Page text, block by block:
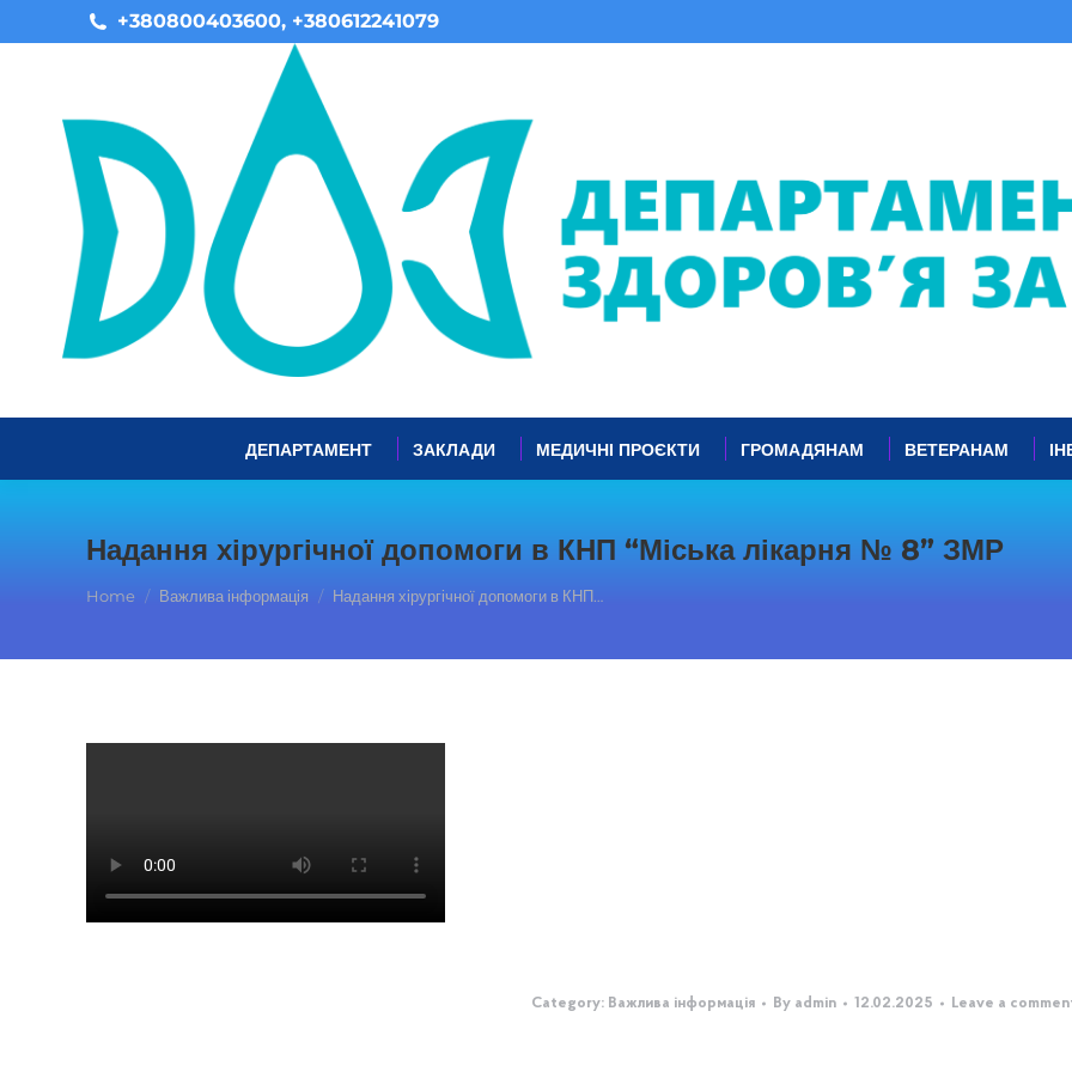
+380800403600, +380612241079
ДЕПАРТАМЕНТ ЗАКЛАДИ МЕДИЧНІ ПРОЄКТИ ГРОМАДЯНАМ ВЕТЕРАНАМ
Надання хірургічної допомоги в КНП “Міська лікарня № 8” ЗМР
You are here:
Home Важлива інформація Надання хірургічної допомоги в КНП…
Category: Важлива інформація By admin 12.02.2025 Leave a